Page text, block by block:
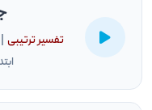
تفسیر ترتیبی